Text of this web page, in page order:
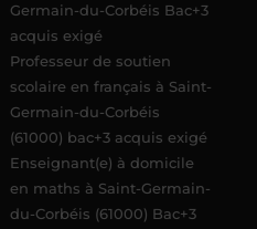
Germain-du-Corbéis Bac+3
acquis exigé
Professeur de soutien
scolaire en français à Saint-
Germain-du-Corbéis
(61000) bac+3 acquis exigé
Enseignant(e) à domicile
en maths à Saint-Germain-
du-Corbéis (61000) Bac+3